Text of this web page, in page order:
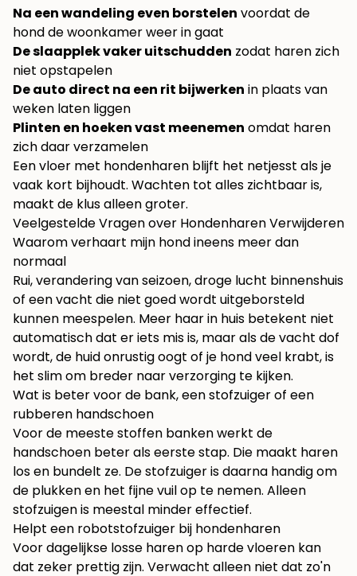
Na een wandeling even borstelen voordat de
hond de woonkamer weer in gaat
De slaapplek vaker uitschudden zodat haren zich
niet opstapelen
De auto direct na een rit bijwerken in plaats van
weken laten liggen
Plinten en hoeken vast meenemen omdat haren
zich daar verzamelen
Een vloer met hondenharen blijft het netjesst als je
vaak kort bijhoudt. Wachten tot alles zichtbaar is,
maakt de klus alleen groter.
Veelgestelde Vragen over Hondenharen Verwijderen
Waarom verhaart mijn hond ineens meer dan
normaal
Rui, verandering van seizoen, droge lucht binnenshuis
of een vacht die niet goed wordt uitgeborsteld
kunnen meespelen. Meer haar in huis betekent niet
automatisch dat er iets mis is, maar als de vacht dof
wordt, de huid onrustig oogt of je hond veel krabt, is
het slim om breder naar verzorging te kijken.
Wat is beter voor de bank, een stofzuiger of een
rubberen handschoen
Voor de meeste stoffen banken werkt de
handschoen beter als eerste stap. Die maakt haren
los en bundelt ze. De stofzuiger is daarna handig om
de plukken en het fijne vuil op te nemen. Alleen
stofzuigen is meestal minder effectief.
Helpt een robotstofzuiger bij hondenharen
Voor dagelijkse losse haren op harde vloeren kan
dat zeker prettig zijn. Verwacht alleen niet dat zo'n